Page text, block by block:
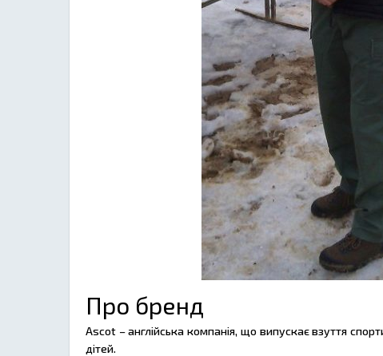
Про бренд
Ascot – англійська компанія, що випускає взуття
дітей.